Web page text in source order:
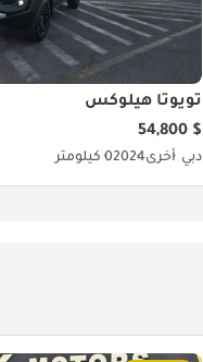
تويوتا هيلوكس
$ 54,800
دبي أخرى20240 كيلومتر